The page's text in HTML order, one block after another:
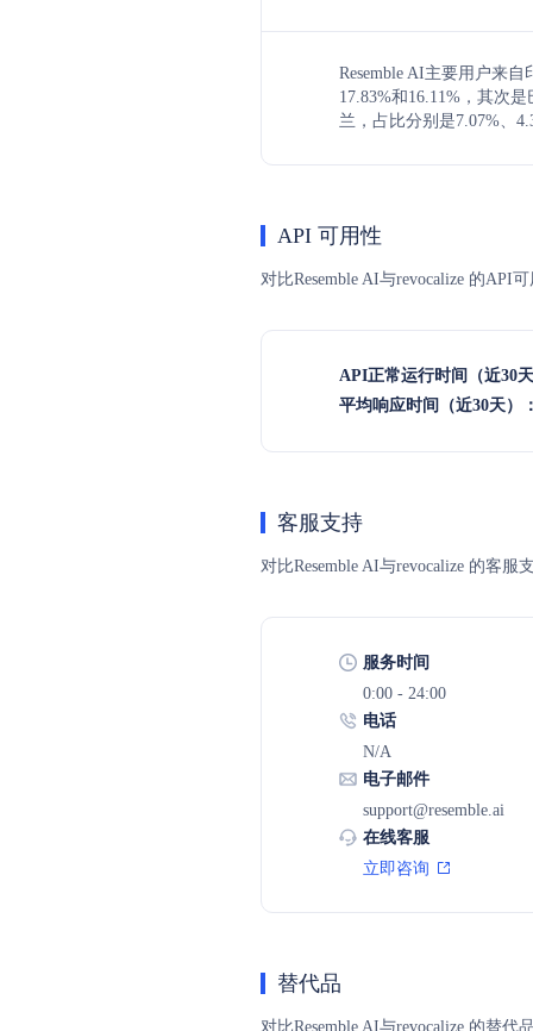
Resemble AI主要用户来
17.83%和16.11%，其次
兰，占比分别是7.07%、
API 可用性
对比Resemble AI与revocalize 的API
API正常运行时间（近30
平均响应时间（近30天）
客服支持
对比Resemble AI与revocalize 的客
服务时间
0:00 - 24:00
电话
N/A
电子邮件
support@resemble.ai
在线客服
立即咨询
替代品
对比Resemble AI与revocalize 的替